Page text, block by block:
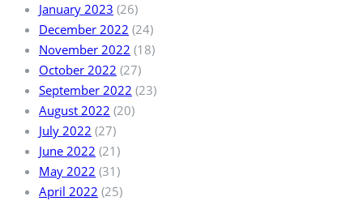
January 2023 (26)
December 2022 (24)
November 2022 (18)
October 2022 (27)
September 2022 (23)
August 2022 (20)
July 2022 (27)
June 2022 (21)
May 2022 (31)
April 2022 (25)